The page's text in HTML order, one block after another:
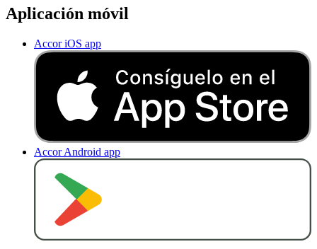
Aplicación móvil
Accor iOS app
Accor Android app